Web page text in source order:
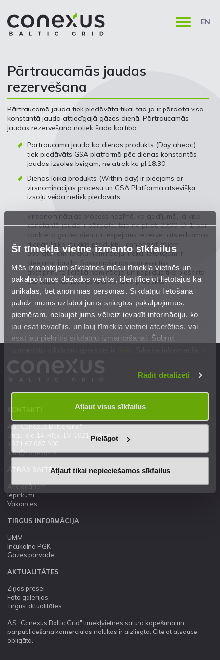
Šī tīmekļa vietne izmanto sīkfailus
Mēs izmantojam sīkdatnes mūsu tīmekļa vietnēs un
pakalpojumos dažādos veidos, identificējot lietotājus kā
unikālas, bet anonīmas personas. Sīkdatņu lietošana
palīdz mums uzlabot jums sniegtos pakalpojumus,
piemēram, neļaujot jums vēlreiz ievadīt informāciju, ko
jau esat ievadījis, un ļauj tīmekļa vietnei atcerēties, vai
esat jau piekritis sīkdatņu izmantošanai. Šobrīd
mūsuPrivātuma atrunā.
Rādīt detalizēti
Atļaut visus sīkfailus
Pielāgot
Atļaut tikai nepieciešamos sīkfailus
EN
Pārtraucamās jaudas
rezervēšana
Pārtraucamā jauda tiek piedāvāta tikai tad ja ir pārdota visa
konstantā jauda attiecīgajā gāzes dienā. Pārtraucamās
jaudas rezervēšana notiek šādā kārtībā:
Pārtraucamā jauda kā dienas produkts (Day ahead)
tiek piedāvāts GSA platformā pēc dienas konstantās
jaudas izsoles beigām, ne ātrāk kā pl:18:30
Dienas laika produkts (Within day) ir pieejams ar
virsnominācijas procesu un GSA Platformā atsevišķā
izsoļu veidā netiek piedāvāts.
Virsonominācijas process nozīmē, ka gadījumā, ja visa
konstantā jauda ir pārdota, tad no plkst. 20:00 D-1, par
konkrēto gāzes dienu ir iespējams rezervēt atslēdzamās
dienas laika jaudas produktu, iesniedzot abiem
operatoriem lielāku nomināciju, nekā lietotājam ir
pieejama jauda. Saskaņošanas procesā tiks
apstiprināta lielākā nominācija un papildus tiks piešķirts
atslēdzamās jaudas dienas laika produkts.
AS "Conexus Baltic Grid"
Stigu iela 14, Rīga, LV-1021, Latvija
info@conexus.lv
ĀTRĀS SAITES
Akcionāriem
Iepirkumi
Vakances
TIRGUS INFORMĀCIJA
UMM
Inčukalna PGK
Gāzes pārvade
AKTUALITĀTES
Ziņas presei
Foto galerijas
Tirgus aktualitātes
AS "Conexus Baltic Grid" tīmekļvietnes satura kopēšana un
pārpublicēšana komerciālos nolūkos ir aizliegta. Citējot atsauce
obligāta.